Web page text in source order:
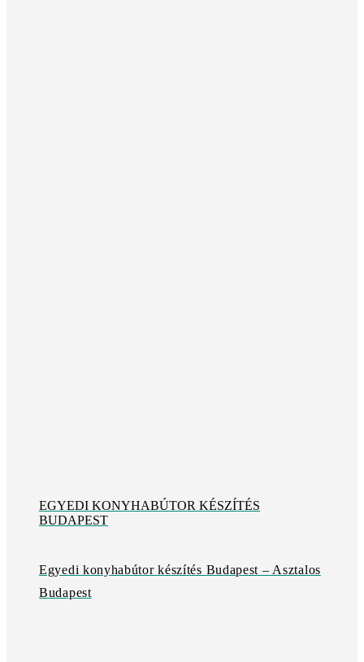
EGYEDI KONYHABÚTOR KÉSZÍTÉS
BUDAPEST
Egyedi konyhabútor készítés Budapest – Asztalos
Budapest